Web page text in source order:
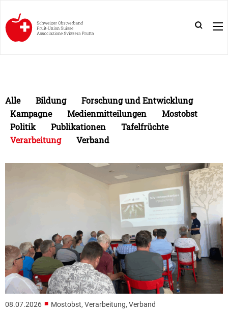
Alle Bildung
Forschung und Entwicklung
Kampagne
Medienmitteilungen
Mostobst
Politik
Publikationen
Tafelfrüchte
Verarbeitung
Verband
08.07.2026 ■ Mostobst, Verarbeitung, Verband